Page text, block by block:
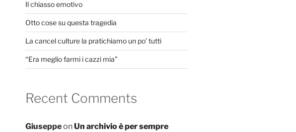
Il chiasso emotivo
Otto cose su questa tragedia
La cancel culture la pratichiamo un po’ tutti
“Era meglio farmi i cazzi mia”
Recent Comments
GiuseppeonUn archivio è per sempre